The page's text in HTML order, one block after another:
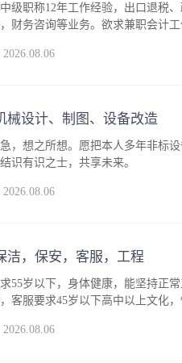
级职称12年工作经验，出口退税
财务咨询等业务。欲求兼职会计
械设计、制图、设备改造
，想之所想。愿把本人多年非标
识有识之士，共享未来。
洁，保安，客服，工程
55岁以下，身体健康，能坚持正
客服要求45岁以下高中以上文化